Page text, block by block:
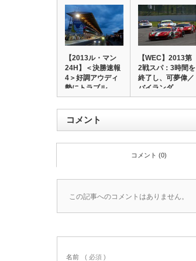
【2013ル・マン
24H】＜決勝速報
4＞好調アウディ
勢にトラブル…
【WEC】2013第
2戦スパ：3時間を
終了し、可夢偉／
バイランダ…
コメント
コメント (0)
この記事へのコメントはありません。
名前 ( 必須 )